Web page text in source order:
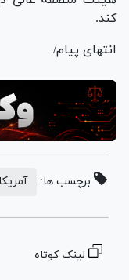
کند.
انتهای پیام/
برچسب ها: آمریکا
لینک کوتاه